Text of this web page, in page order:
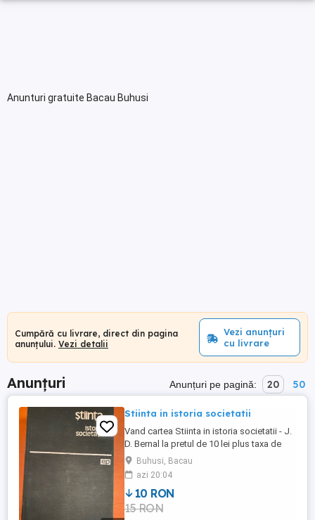
Anunturi gratuite Bacau Buhusi
Cumpără cu livrare, direct din pagina
anunțului. Vezi detalii
Vezi anunțuri
cu livrare
Anunțuri Anunțuri pe pagină: 20 50
Stiinta in istoria societatii
Vand cartea Stiinta in istoria societatii - J.
D. Bernal la pretul de 10 lei plus taxa de
transport prin Posta Romana cu plata
ramburs . Livrare personala in BACAU,
Roman , Piatra Neamt si Buhuşi fara taxa
de transport .
Buhusi, Bacau
azi 20:04
10 RON
15 RON